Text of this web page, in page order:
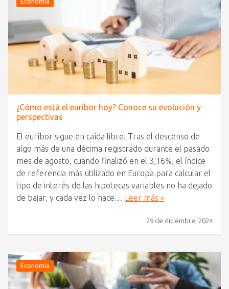
¿Cómo está el euríbor hoy? Conoce su evolución y
perspectivas
El euríbor sigue en caída libre. Tras el descenso de
algo más de una décima registrado durante el pasado
mes de agosto, cuando finalizó en el 3,16%, el índice
de referencia más utilizado en Europa para calcular el
tipo de interés de las hipotecas variables no ha dejado
de bajar, y cada vez lo hace… Leer más »
29 de diciembre, 2024
Economía